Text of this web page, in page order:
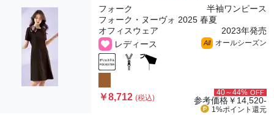
フォーク
半袖ワンピース
フォーク・ヌーヴォ 2025 春夏
オフィスウェア
2023年発売
レディース
All オールシーズン
￥8,712(税込)
40～44% OFF
参考価格￥14,520-
1%ポイント 還元